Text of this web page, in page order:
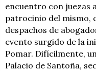
encuentro con juezas
patrocinio del mismo,
despachos de
evento surgido de la
Pomar. Difícilmente,
Palacio de Santoña,